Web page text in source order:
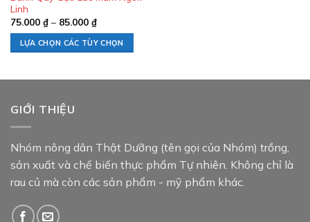
Linh
75.000 ₫– 85.000 ₫
LỰA CHỌN CÁC TÙY CHỌN
GIỚI THIỆU
Nhóm nông dân Thật Dưỡng (tên gọi của Nhóm) trồng,
sản xuất và chế biến thực phẩm Tự nhiên. Không chỉ là
rau củ mà còn các sản phẩm - mỹ phẩm khác.